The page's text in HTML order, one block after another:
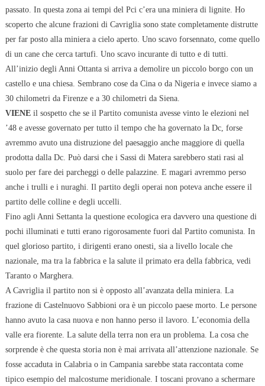
passato. In questa zona ai tempi del Pci c’era una miniera di lignite. Ho
scoperto che alcune frazioni di Cavriglia sono state completamente distrutte
per far posto alla miniera a cielo aperto. Uno scavo forsennato, come quello
di un cane che cerca tartufi. Uno scavo incurante di tutto e di tutti.
All’inizio degli Anni Ottanta si arriva a demolire un piccolo borgo con un
castello e una chiesa. Sembrano cose da Cina o da Nigeria e invece siamo a
30 chilometri da Firenze e a 30 chilometri da Siena.
VIENEil sospetto che se il Partito comunista avesse vinto le elezioni nel
’48 e avesse governato per tutto il tempo che ha governato la Dc, forse
avremmo avuto una distruzione del paesaggio anche maggiore di quella
prodotta dalla Dc. Può darsi che i Sassi di Matera sarebbero stati rasi al
suolo per fare dei parcheggi o delle palazzine. E magari avremmo perso
anche i trulli e i nuraghi. Il partito degli operai non poteva anche essere il
partito delle colline e degli uccelli.
Fino agli Anni Settanta la questione ecologica era davvero una questione di
pochi illuminati e tutti erano rigorosamente fuori dal Partito comunista. In
quel glorioso partito, i dirigenti erano onesti, sia a livello locale che
nazionale, ma tra la fabbrica e la salute il primato era della fabbrica, vedi
Taranto o Marghera.
A Cavriglia il partito non si è opposto all’avanzata della miniera. La
frazione di Castelnuovo Sabbioni ora è un piccolo paese morto. Le persone
hanno avuto la casa nuova e non hanno perso il lavoro. L’economia della
valle era fiorente. La salute della terra non era un problema. La cosa che
sorprende è che questa storia non è mai arrivata all’attenzione nazionale. Se
fosse accaduta in Calabria o in Campania sarebbe stata raccontata come
tipico esempio del malcostume meridionale. I toscani provano a schermare